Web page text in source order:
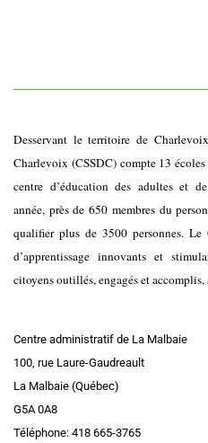
Desservant le territoire de
Charlevoix (CSSDC) compte 13
centre d’éducation des adultes et
année, près de 650 membres du
qualifier plus de 3500 personnes.
d’apprentissage innovants et
citoyens outillés, engagés et
Centre administratif de La Malbaie
100, rue Laure-Gaudreault
La Malbaie (Québec)
G5A 0A8
Téléphone: 418 665-3765